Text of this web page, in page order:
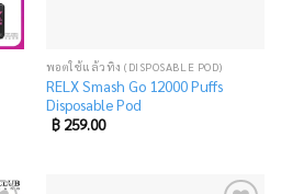
พอตใช้แล้วทิ้ง (DISPOSABLE POD)
RELX Smash Go 12000 Puffs
Disposable Pod
฿259.00